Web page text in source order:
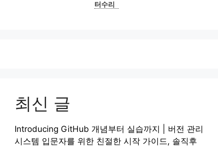
터수리
최신 글
Introducing GitHub 개념부터 실습까지 | 버전 관리
시스템 입문자를 위한 친절한 시작 가이드, 솔직후